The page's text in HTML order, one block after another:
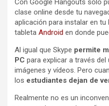
Con Google Hangouts sólo
clase online desde tu
aplicación para instalar en tu
tableta Android en donde
Al igual que Skype permite
PC para explicar a través
imágenes y vídeos. Pero
los estudiantes dejan de
Realmente no es un